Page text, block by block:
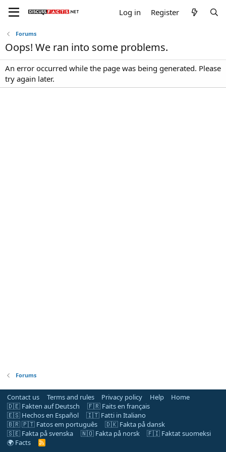
Log in Register
Forums
Oops! We ran into some problems.
An error occurred while the page was being generated. Please
try again later.
Forums
Contact us Terms and rules Privacy policy Help
Home
🇩🇪 Fakten auf Deutsch
🇫🇷 Faits en français
🇪🇸 Hechos en Español
🇮🇹 Fatti in Italiano
🇧🇷 🇵🇹 Fatos em português
🇩🇰 Fakta på dansk
🇸🇪 Fakta på svenska
🇳🇴 Fakta på norsk
🇫🇮 Faktat suomeksi
🌍 Facts
R